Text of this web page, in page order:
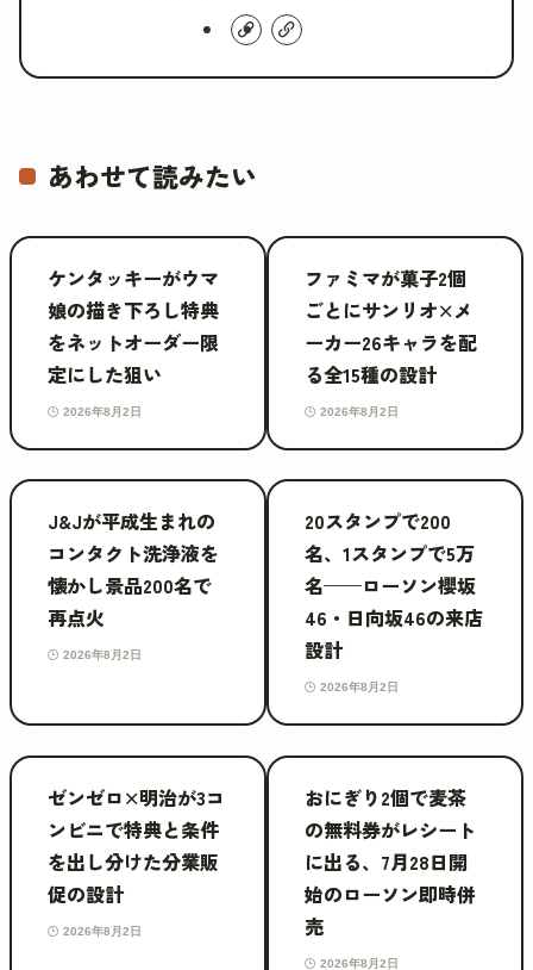
あわせて読みたい
ケンタッキーがウマ
娘の描き下ろし特典
をネットオーダー限
定にした狙い
2026年8月2日
ファミマが菓子2個
ごとにサンリオ×メ
ーカー26キャラを配
る全15種の設計
2026年8月2日
J&Jが平成生まれの
コンタクト洗浄液を
懐かし景品200名で
再点火
2026年8月2日
20スタンプで200
名、1スタンプで5万
名——ローソン櫻坂
46・日向坂46の来店
設計
2026年8月2日
ゼンゼロ×明治が3コ
ンビニで特典と条件
を出し分けた分業販
促の設計
2026年8月2日
おにぎり2個で麦茶
の無料券がレシート
に出る、7月28日開
始のローソン即時併
売
2026年8月2日